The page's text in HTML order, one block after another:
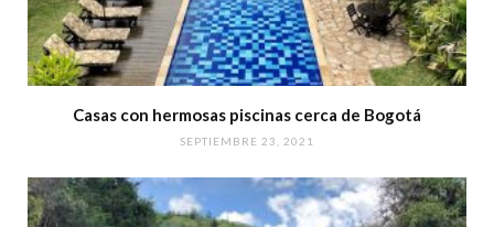
Casas con hermosas piscinas cerca de Bogotá
SEPTIEMBRE 23, 2021